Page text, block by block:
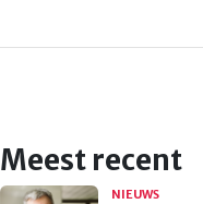
Meest recent
NIEUWS